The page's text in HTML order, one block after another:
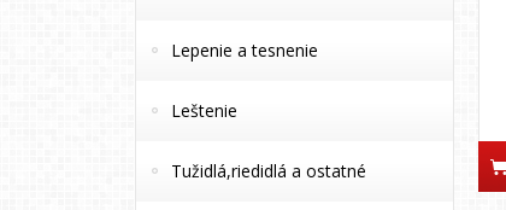
Lepenie a tesnenie
Leštenie
Tužidlá,riedidlá a ostatné